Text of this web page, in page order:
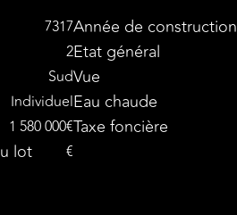
7317Année de construction
2Etat général
SudVue
IndividuelEau chaude
1 580 000€Taxe foncière
lot €